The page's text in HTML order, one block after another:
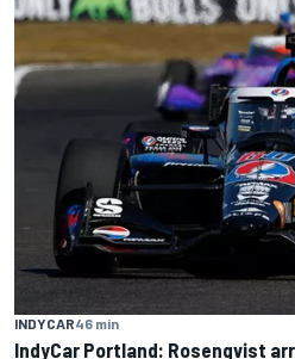
INDYCAR46 min
IndyCar Portland: Rosenqvist